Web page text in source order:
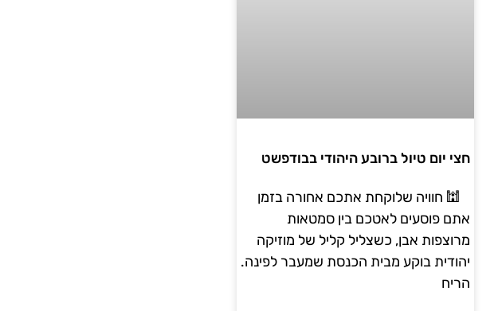
חצי יום טיול ברובע היהודי בבודפשט
🕍 חוויה שלוקחת אתכם אחורה בזמן
אתם פוסעים לאטכם בין סמטאות
מרוצפות אבן, כשצליל קליל של מוזיקה
יהודית בוקע מבית הכנסת שמעבר לפינה.
הריח